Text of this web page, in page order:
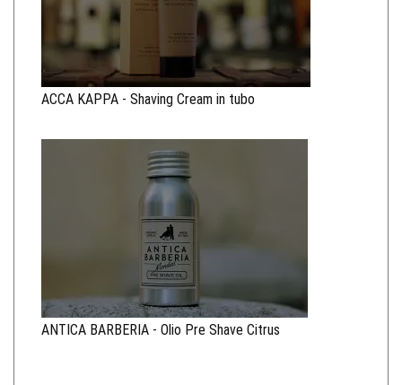
ACCA KAPPA - Shaving Cream in tubo
ANTICA BARBERIA - Olio Pre Shave Citrus